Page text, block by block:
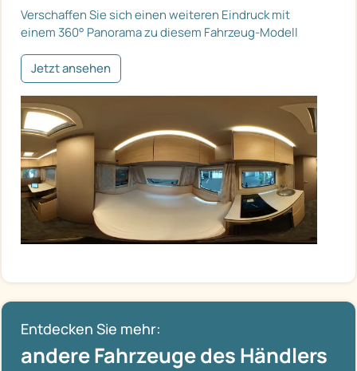
Verschaffen Sie sich einen weiteren Eindruck mit
einem 360° Panorama zu diesem Fahrzeug-Modell
Jetzt ansehen
Entdecken Sie mehr:
andere Fahrzeuge des Händlers